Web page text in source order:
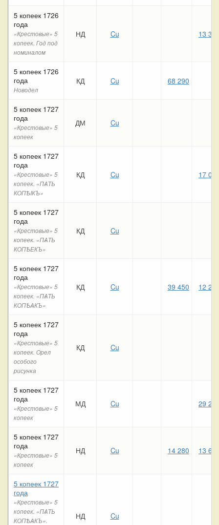
5 копеек 1726
года
«Крестовые» 5
копеек. Год под
номиналом
НД Cu 13
5 копеек 1726
года
Новодел
КД Cu 68 290
5 копеек 1727
года
«Крестовые» 5
копеек
ДМ Cu
5 копеек 1727
года
«Крестовые» 5
копеек. «ПѦТЬ
КОПѢIКЪ»
КД Cu 17
5 копеек 1727
года
«Крестовые» 5
копеек. «ПѦТЬ
КОПѢЕКЪ»
КД Cu
5 копеек 1727
года
«Крестовые» 5
копеек. «ПѦТЬ
КОПѢѦКЪ»
КД Cu 39 450 12
5 копеек 1727
года
«Крестовые» 5
копеек. Орел
особого
рисунка
КД Cu
5 копеек 1727
года
«Крестовые» 5
копеек
МД Cu 29
5 копеек 1727
года
«Крестовые» 5
копеек
НД Cu 14 280 13
5 копеек 1727
года
«Крестовые» 5
копеек. «ПѦТЬ
КОПѢѦКЪ».
НД Cu